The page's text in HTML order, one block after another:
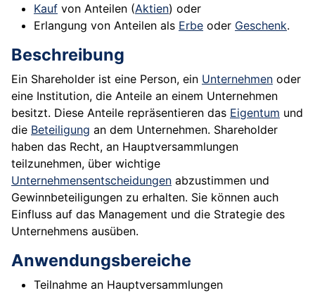
Kauf von Anteilen (Aktien) oder
Erlangung von Anteilen als Erbe oder Geschenk.
Beschreibung
Ein Shareholder ist eine Person, ein Unternehmen oder
eine Institution, die Anteile an einem Unternehmen
besitzt. Diese Anteile repräsentieren das Eigentum und
die Beteiligung an dem Unternehmen. Shareholder
haben das Recht, an Hauptversammlungen
teilzunehmen, über wichtige
Unternehmensentscheidungen abzustimmen und
Gewinnbeteiligungen zu erhalten. Sie können auch
Einfluss auf das Management und die Strategie des
Unternehmens ausüben.
Anwendungsbereiche
Teilnahme an Hauptversammlungen